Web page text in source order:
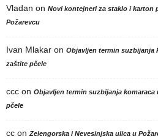
Vladan on Novi kontejneri za staklo i karton
Požarevcu
Ivan Mlakar on Objavljen termin suzbijanja
zaštite pčele
ccc on Objavljen termin suzbijanja komaraca
pčele
cc on Zelengorska i Nevesinjska ulica u